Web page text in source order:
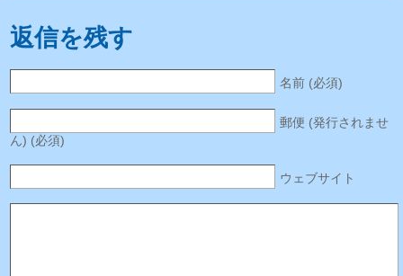
返信を残す
名前 (必須)
郵便 (発行されませ
ん) (必須)
ウェブサイト